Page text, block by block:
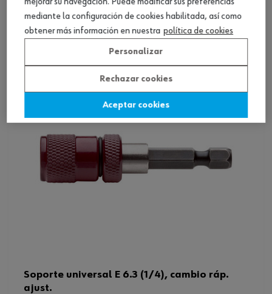
autom.
Ver producto
Soporte universal E 6.3 (1/4), cambio ráp.
ajust.
mejorar su navegación. Puede modificar sus preferencias
mediante la configuración de cookies habilitada, así como
obtener más información en nuestra política de cookies
Personalizar
Rechazar cookies
Aceptar cookies